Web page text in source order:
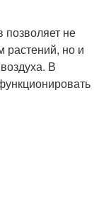
позволяет не
растений, но и
В